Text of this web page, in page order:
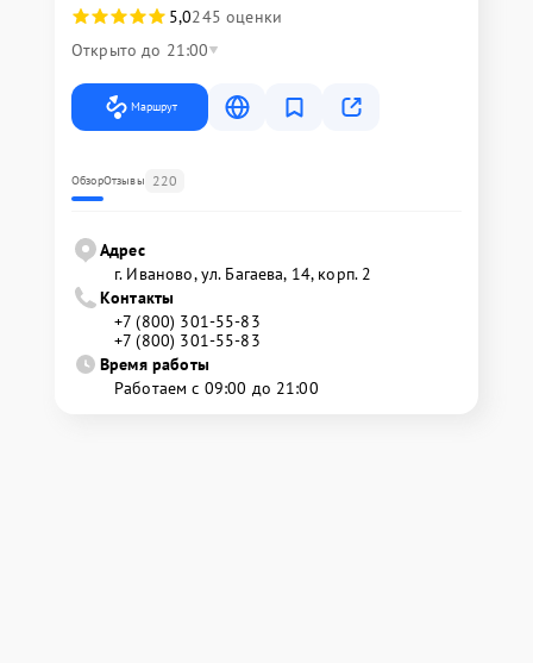
5,0245 оценки
Открыто до 21:00
Маршрут
ОбзорОтзывы 220
Адрес
г. Иваново, ул. Багаева, 14, корп. 2
Контакты
+7 (800) 301-55-83
+7 (800) 301-55-83
Время работы
Работаем с 09:00 до 21:00